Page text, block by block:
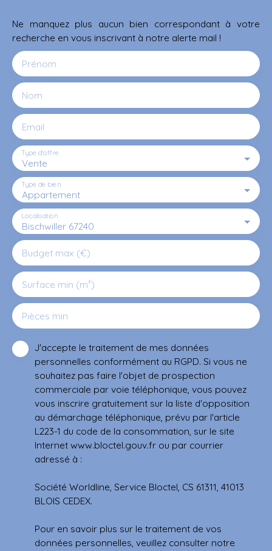
Ne manquez plus aucun bien correspondant à votre
recherche en vous inscrivant à notre alerte mail !
Prénom
Nom
Email
Vente
Type d'offre
Appartement
Type de bien
Bischwiller 67240
Localisation
Budget max (€)
Surface min (m²)
Pièces min
J'accepte le traitement de mes données
personnelles conformément au RGPD. Si vous ne
souhaitez pas faire l'objet de prospection
commerciale par voie téléphonique, vous pouvez
vous inscrire gratuitement sur la liste d'opposition
au démarchage téléphonique, prévu par l'article
L223-1 du code de la consommation, sur le site
Internet www.bloctel.gouv.fr ou par courrier
adressé à :
Société Worldline, Service Bloctel, CS 61311, 41013
BLOIS CEDEX.
Pour en savoir plus sur le traitement de vos
données personnelles, veuillez consulter notre